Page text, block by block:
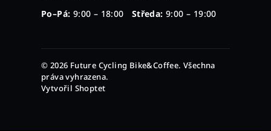
Po–Pá: 9:00 – 18:00 Středa: 9:00 – 19:00
© 2026 Future Cycling Bike&Coffee. Všechna
práva vyhrazena.
Vytvořil Shoptet